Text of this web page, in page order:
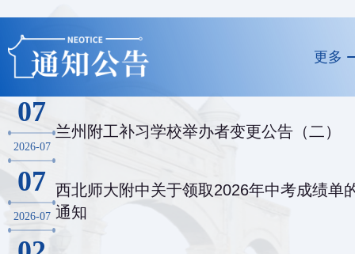
更多
07
2026-07
兰州附工补习学校举办者变更公告（二）
07
2026-07
西北师大附中关于领取2026年中考成绩单
通知